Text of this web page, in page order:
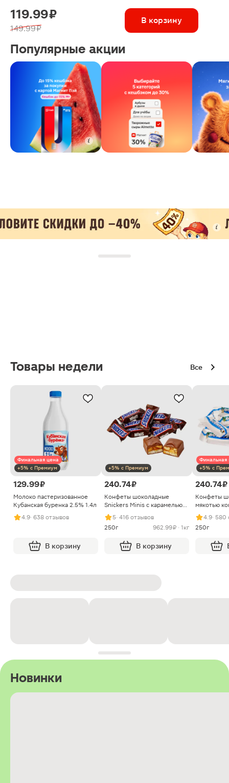
119.99 ₽
149.99 ₽
В корзину
Популярные акции
Товары недели Все
Финальная цена
+5% с Премиум
129.99 ₽
Молоко пастеризованное
Кубанская буренка 2.5% 1.4л
4.9· 638 отзывов
В корзину
+5% с Премиум
240.74 ₽
Конфеты шоколадные
Snickers Minis с карамелью
арахисом и нугой
5· 416 отзывов
250г
962.99 ₽ · 1кг
В корзину
Финальная
+5% с
240.74 ₽
Конфеты
мякотью
4.9· 580
250г
Новинки